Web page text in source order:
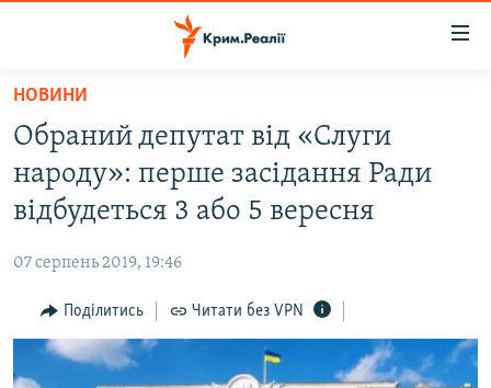
Перейти
основного
матеріалу
Перейти
до
основної
навігації
Перейти
до
пошуку
НОВИНИ
ВОДА.КРИМ
ВІДЕО ТА ФОТО
БЛОГИ
ПОГЛЯД
ІНТЕРВ'Ю
НОВИНИ
Обраний депутат від «Слуги
народу»: перше засідання Ради
відбудеться 3 або 5 вересня
07 серпень 2019, 19:46
Поділитись Читати без VPN